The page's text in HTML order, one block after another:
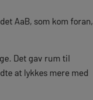
AaB, som kom foran,
Det gav rum til
at lykkes mere med